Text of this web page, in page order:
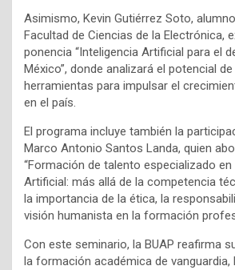
Asimismo, Kevin Gutiérrez Soto,
Facultad de Ciencias de la Electrónica,
ponencia “Inteligencia Artificial para el
México”, donde analizará el potencial
herramientas para impulsar el
en el país.
El programa incluye también la
Marco Antonio Santos Landa, quien
“Formación de talento especializado
Artificial: más allá de la competencia
la importancia de la ética, la
visión humanista en la formación
Con este seminario, la BUAP reafirma
la formación académica de vanguardia,